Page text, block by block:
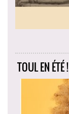
TOUL EN ÉTÉ !